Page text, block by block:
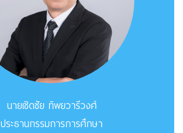
นายเชิดชัย ทิพยวารีวงศ์
ประธานกรรมการการศึกษา